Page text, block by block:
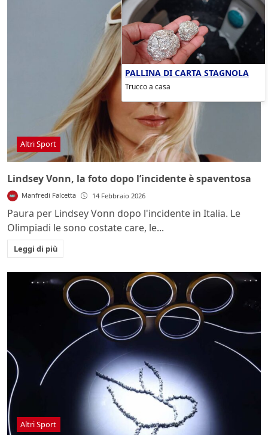
Altri Sport
Lindsey Vonn, la foto dopo l’incidente è spaventosa
Manfredi Falcetta 14 Febbraio 2026
Paura per Lindsey Vonn dopo l'incidente in Italia. Le
Olimpiadi le sono costate care, le...
Leggi di più
Altri Sport
PALLINA DI CARTA STAGNOLA
Trucco a casa